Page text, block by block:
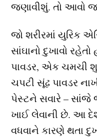
જણાવીશું. તો આવો
જો શરીરમાં યુરિક
સાંઘાનો દુખાવો
પાવડર, એક ચમચી
ચપટી સૂંઢ પાવડર
પેસ્ટને સવારે – સાંજે
ખાઈ લેવાની છે. આ
વધવાને કારણે થતા